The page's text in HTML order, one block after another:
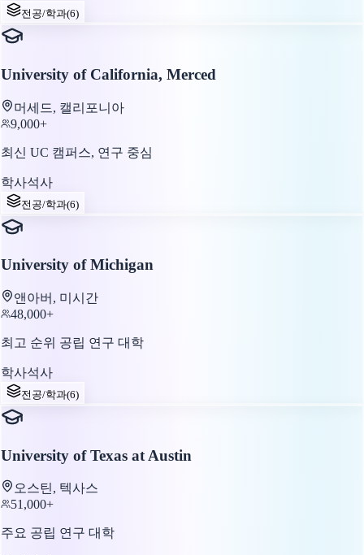
전공/학과(6)
University of California, Merced
머세드, 캘리포니아
9,000+
최신 UC 캠퍼스, 연구 중심
학사석사
전공/학과(6)
University of Michigan
앤아버, 미시간
48,000+
최고 순위 공립 연구 대학
학사석사
전공/학과(6)
University of Texas at Austin
오스틴, 텍사스
51,000+
주요 공립 연구 대학